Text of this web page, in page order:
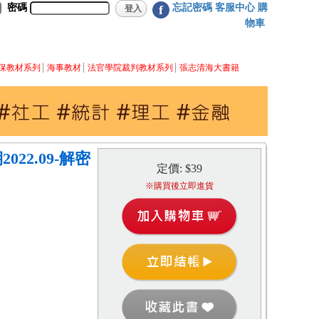
密碼 f 忘記密碼 客服中心 購
物車
教材系列 海事教材 法官學院裁判教材系列 張志清海大書籍
解密
定價: $39
※購買後立即進貨